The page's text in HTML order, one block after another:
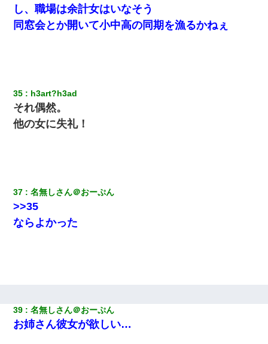
し、職場は余計女はいなそう
同窓会とか開いて小中高の同期を漁るかねぇ
35 h3art?h3ad
それ偶然。
他の女に失礼！
37 名無しさん＠おーぷん
>>35
ならよかった
39 名無しさん＠おーぷん
お姉さん彼女が欲しい…